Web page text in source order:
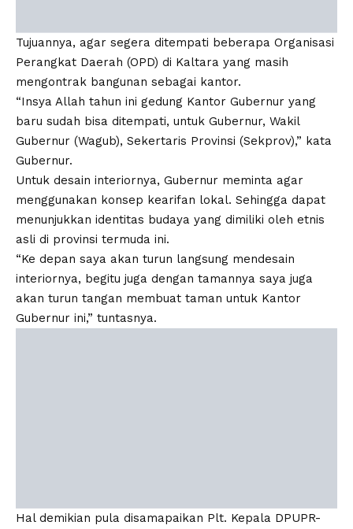
Tujuannya, agar segera ditempati beberapa Organisasi
Perangkat Daerah (OPD) di Kaltara yang masih
mengontrak bangunan sebagai kantor.
“Insya Allah tahun ini gedung Kantor Gubernur yang
baru sudah bisa ditempati, untuk Gubernur, Wakil
Gubernur (Wagub), Sekertaris Provinsi (Sekprov),” kata
Gubernur.
Untuk desain interiornya, Gubernur meminta agar
menggunakan konsep kearifan lokal. Sehingga dapat
menunjukkan identitas budaya yang dimiliki oleh etnis
asli di provinsi termuda ini.
“Ke depan saya akan turun langsung mendesain
interiornya, begitu juga dengan tamannya saya juga
akan turun tangan membuat taman untuk Kantor
Gubernur ini,” tuntasnya.
Hal demikian pula disamapaikan Plt. Kepala DPUPR-